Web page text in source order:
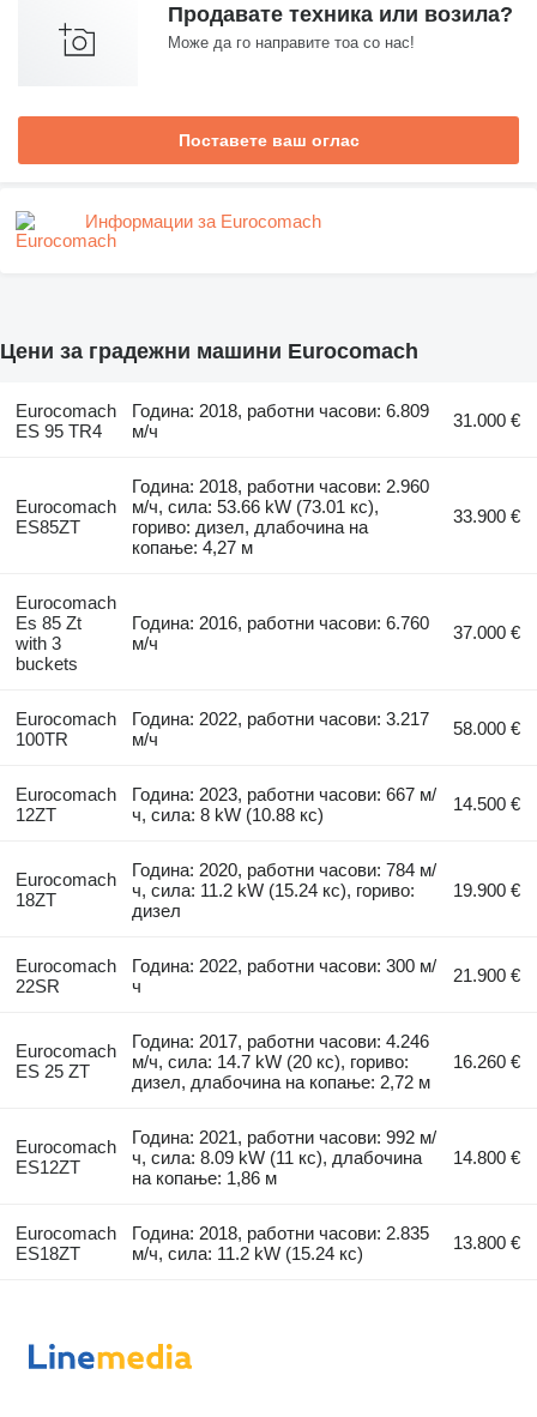
Продавате техника или возила?
Може да го направите тоа со нас!
Поставете ваш оглас
Информации за Eurocomach
Цени за градежни машини Eurocomach
Eurocomach
ES 95 TR4
Година: 2018, работни часови: 6.809
м/ч
31.000 €
Eurocomach
ES85ZT
Година: 2018, работни часови: 2.960
м/ч, сила: 53.66 kW (73.01 кс),
гориво: дизел, длабочина на
копање: 4,27 м
33.900 €
Eurocomach
Es 85 Zt
with 3
buckets
Година: 2016, работни часови: 6.760
м/ч
37.000 €
Eurocomach
100TR
Година: 2022, работни часови: 3.217
м/ч
58.000 €
Eurocomach
12ZT
Година: 2023, работни часови: 667 м/
ч, сила: 8 kW (10.88 кс)
14.500 €
Eurocomach
18ZT
Година: 2020, работни часови: 784 м/
ч, сила: 11.2 kW (15.24 кс), гориво:
дизел
19.900 €
Eurocomach
22SR
Година: 2022, работни часови: 300 м/
ч
21.900 €
Eurocomach
ES 25 ZT
Година: 2017, работни часови: 4.246
м/ч, сила: 14.7 kW (20 кс), гориво:
дизел, длабочина на копање: 2,72 м
16.260 €
Eurocomach
ES12ZT
Година: 2021, работни часови: 992 м/
ч, сила: 8.09 kW (11 кс), длабочина
на копање: 1,86 м
14.800 €
Eurocomach
ES18ZT
Година: 2018, работни часови: 2.835
м/ч, сила: 11.2 kW (15.24 кс)
13.800 €